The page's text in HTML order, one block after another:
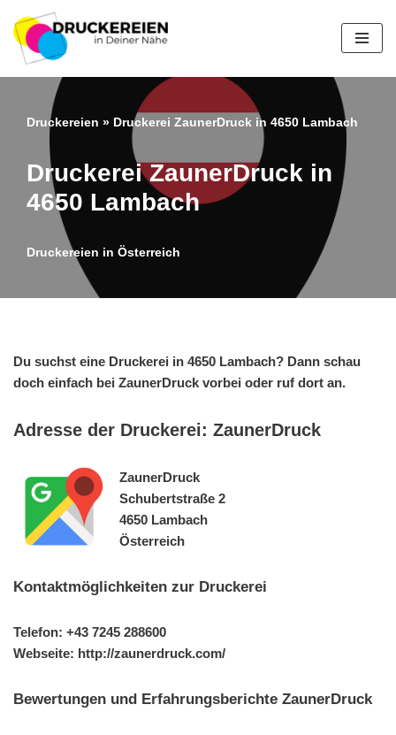
Zum
Inhalt
springen
Druckereien » Druckerei ZaunerDruck in 4650 Lambach
Druckerei ZaunerDruck in
4650 Lambach
Druckereien in Österreich
Du suchst eine Druckerei in 4650 Lambach? Dann schau
doch einfach bei ZaunerDruck vorbei oder ruf dort an.
Adresse der Druckerei: ZaunerDruck
ZaunerDruck
Schubertstraße 2
4650 Lambach
Österreich
Kontaktmöglichkeiten zur Druckerei
Telefon: +43 7245 288600
Webseite: http://zaunerdruck.com/
Bewertungen und Erfahrungsberichte ZaunerDruck